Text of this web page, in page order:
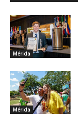
Mérida
Mérida